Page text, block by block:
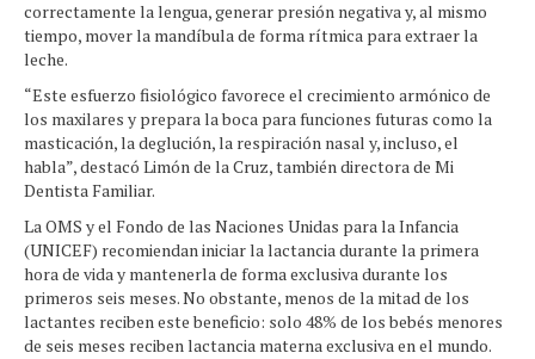
correctamente la lengua, generar presión negativa y, al mismo
tiempo, mover la mandíbula de forma rítmica para extraer la
leche.
“Este esfuerzo fisiológico favorece el crecimiento armónico de
los maxilares y prepara la boca para funciones futuras como la
masticación, la deglución, la respiración nasal y, incluso, el
habla”, destacó Limón de la Cruz, también directora de Mi
Dentista Familiar.
La OMS y el Fondo de las Naciones Unidas para la Infancia
(UNICEF) recomiendan iniciar la lactancia durante la primera
hora de vida y mantenerla de forma exclusiva durante los
primeros seis meses. No obstante, menos de la mitad de los
lactantes reciben este beneficio: solo 48% de los bebés menores
de seis meses reciben lactancia materna exclusiva en el mundo.